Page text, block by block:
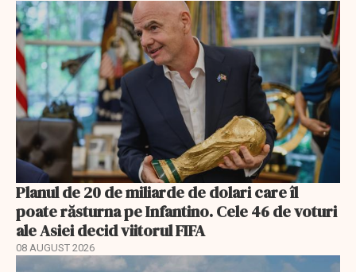
Planul de 20 de miliarde de dolari care îl
poate răsturna pe Infantino. Cele 46 de voturi
ale Asiei decid viitorul FIFA
08 AUGUST 2026